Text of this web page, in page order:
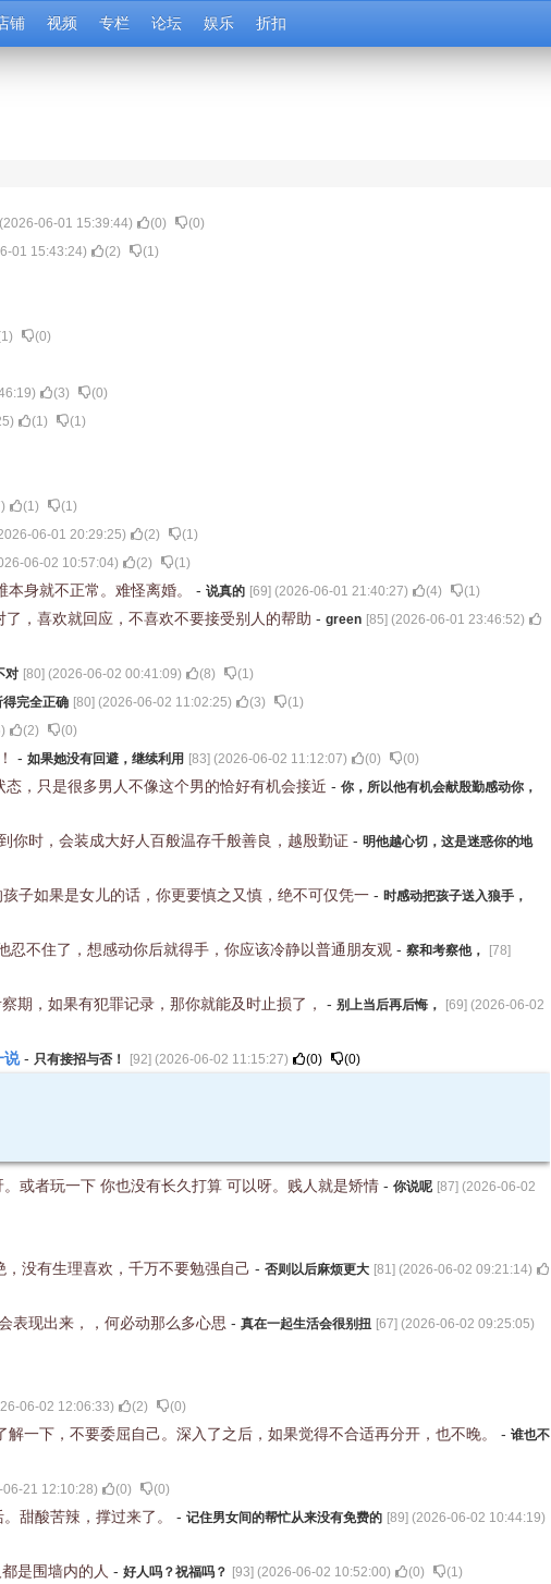
铺 视频 专栏 论坛 娱乐 折扣
2026-06-01 15:39:44) (0) (0)
01 15:43:24) (2) (1)
1) (0)
) (3) (0)
) (1) (1)
) (1) (1)
06-01 20:29:25) (2) (1)
06-02 10:57:04) (2) (1)
身就不正常。难怪离婚。 - 说真的 [69] (2026-06-01 21:40:27) (4) (1)
，喜欢就回应，不喜欢不要接受别人的帮助 - green [85] (2026-06-01 23:46:52)
对 [80] (2026-06-02 00:41:09) (8) (1)
得完全正确 [80] (2026-06-02 11:02:25) (3) (1)
) (2) (0)
- 如果她没有回避，继续利用 [83] (2026-06-02 11:12:07) (0) (0)
，只是很多男人不像这个男的恰好有机会接近 - 你，所以他有机会献殷勤感动你，
你时，会装成大好人百般温存千般善良，越殷勤证 - 明他越心切，这是迷惑你的地
子如果是女儿的话，你更要慎之又慎，绝不可仅凭一 - 时感动把孩子送入狼手，
不住了，想感动你后就得手，你应该冷静以普通朋友观 - 察和考察他， [78]
期，如果有犯罪记录，那你就能及时止损了， - 别上当后再后悔， [69] (2026-06-02
说- 只有接招与否！ [92] (2026-06-02 11:15:27) (0) (0)
或者玩一下 你也没有长久打算 可以呀。贱人就是矫情 - 你说呢 [87] (2026-06-02
没有生理喜欢，千万不要勉强自己 - 否则以后麻烦更大 [81] (2026-06-02 09:21:14)
表现出来，，何必动那么多心思 - 真在一起生活会很别扭 [67] (2026-06-02 09:25:05)
06-02 12:06:33) (2) (0)
一下，不要委屈自己。深入了之后，如果觉得不合适再分开，也不晚。 - 谁也不
21 12:10:28) (0) (0)
甜酸苦辣，撑过来了。 - 记住男女间的帮忙从来没有免费的 [89] (2026-06-02 10:44:19)
是围墙内的人 - 好人吗？祝福吗？ [93] (2026-06-02 10:52:00) (0) (1)